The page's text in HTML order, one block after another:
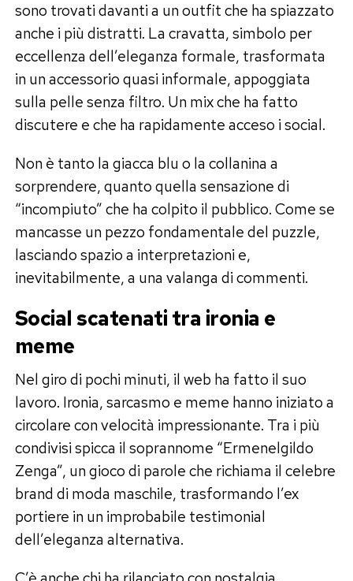
sono trovati davanti a un outfit che ha spiazzato
anche i più distratti. La cravatta, simbolo per
eccellenza dell’eleganza formale, trasformata
in un accessorio quasi informale, appoggiata
sulla pelle senza filtro. Un mix che ha fatto
discutere e che ha rapidamente acceso i social.
Non è tanto la giacca blu o la collanina a
sorprendere, quanto quella sensazione di
“incompiuto” che ha colpito il pubblico. Come se
mancasse un pezzo fondamentale del puzzle,
lasciando spazio a interpretazioni e,
inevitabilmente, a una valanga di commenti.
Social scatenati tra ironia e
meme
Nel giro di pochi minuti, il web ha fatto il suo
lavoro. Ironia, sarcasmo e meme hanno iniziato a
circolare con velocità impressionante. Tra i più
condivisi spicca il soprannome “Ermenelgildo
Zenga”, un gioco di parole che richiama il celebre
brand di moda maschile, trasformando l’ex
portiere in un improbabile testimonial
dell’eleganza alternativa.